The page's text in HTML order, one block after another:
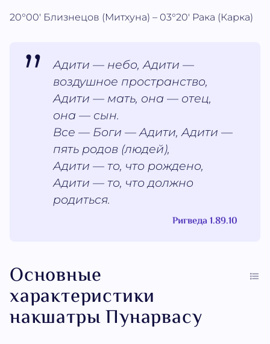
20°00' Близнецов (Митхуна) – 03°20' Рака (Карка)
Адити — небо, Адити —
воздушное пространство,
Адити — мать, она — отец,
она — сын.
Все — Боги — Адити, Адити —
пять родов (людей),
Адити — то, что рождено,
Адити — то, что должно
родиться.
Ригведа 1.89.10
Основные
характеристики
накшатры Пунарвасу